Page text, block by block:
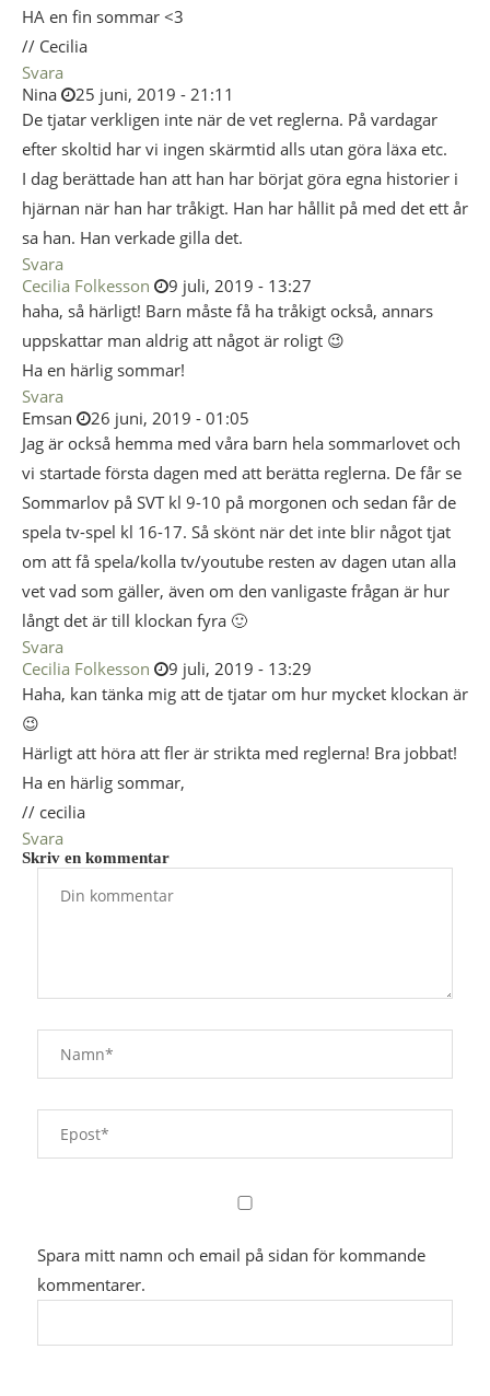
HA en fin sommar <3
// Cecilia
Svara
Nina
25 juni, 2019 - 21:11
De tjatar verkligen inte när de vet reglerna. På vardagar
efter skoltid har vi ingen skärmtid alls utan göra läxa etc.
I dag berättade han att han har börjat göra egna historier i
hjärnan när han har tråkigt. Han har hållit på med det ett år
sa han. Han verkade gilla det.
Svara
Cecilia Folkesson
9 juli, 2019 - 13:27
haha, så härligt! Barn måste få ha tråkigt också, annars
uppskattar man aldrig att något är roligt 😉
Ha en härlig sommar!
Svara
Emsan
26 juni, 2019 - 01:05
Jag är också hemma med våra barn hela sommarlovet och
vi startade första dagen med att berätta reglerna. De får se
Sommarlov på SVT kl 9-10 på morgonen och sedan får de
spela tv-spel kl 16-17. Så skönt när det inte blir något tjat
om att få spela/kolla tv/youtube resten av dagen utan alla
vet vad som gäller, även om den vanligaste frågan är hur
långt det är till klockan fyra 🙂
Svara
Cecilia Folkesson
9 juli, 2019 - 13:29
Haha, kan tänka mig att de tjatar om hur mycket klockan är
😉
Härligt att höra att fler är strikta med reglerna! Bra jobbat!
Ha en härlig sommar,
// cecilia
Svara
Skriv en kommentar
Spara mitt namn och email på sidan för kommande
kommentarer.